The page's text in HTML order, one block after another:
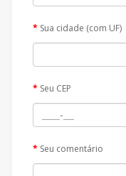
Sua cidade (com UF)
Seu CEP
Seu comentário